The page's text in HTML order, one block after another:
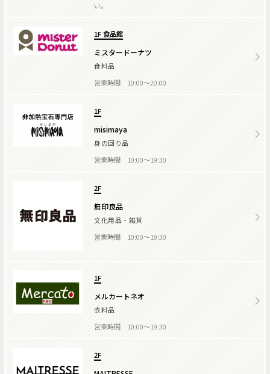
い。
1F 食品館
ミスタードーナツ
食料品
営業時間 10:00～20:00
1F
misimaya
身の回り品
営業時間 10:00～19:30
2F
無印良品
文化用品・雑貨
営業時間 10:00～19:30
1F
メルカートネオ
衣料品
営業時間 10:00～19:30
2F